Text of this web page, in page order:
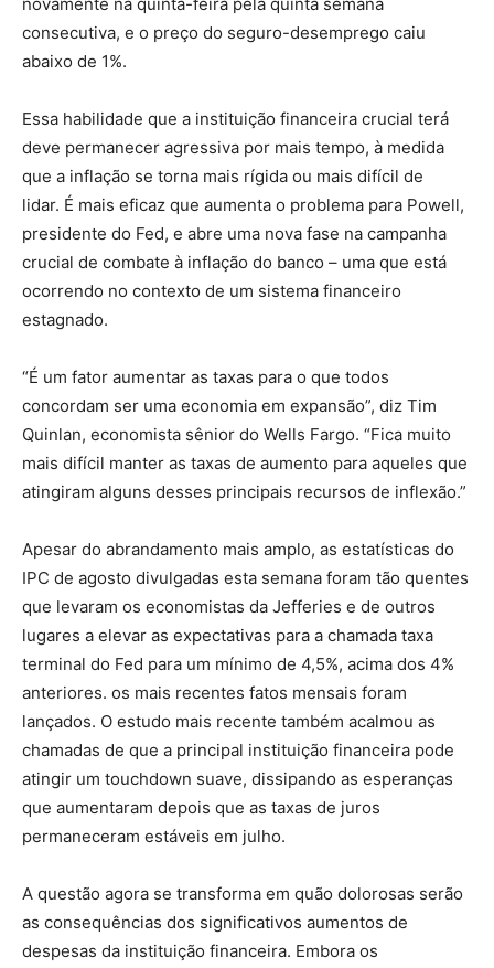
consecutiva, e o preço do seguro-desemprego caiu
abaixo de 1%.
Essa habilidade que a instituição financeira crucial terá
deve permanecer agressiva por mais tempo, à medida
que a inflação se torna mais rígida ou mais difícil de
lidar. É mais eficaz que aumenta o problema para Powell,
presidente do Fed, e abre uma nova fase na campanha
crucial de combate à inflação do banco – uma que está
ocorrendo no contexto de um sistema financeiro
estagnado.
“É um fator aumentar as taxas para o que todos
concordam ser uma economia em expansão”, diz Tim
Quinlan, economista sênior do Wells Fargo. “Fica muito
mais difícil manter as taxas de aumento para aqueles que
atingiram alguns desses principais recursos de inflexão.”
Apesar do abrandamento mais amplo, as estatísticas do
IPC de agosto divulgadas esta semana foram tão quentes
que levaram os economistas da Jefferies e de outros
lugares a elevar as expectativas para a chamada taxa
terminal do Fed para um mínimo de 4,5%, acima dos 4%
anteriores. os mais recentes fatos mensais foram
lançados. O estudo mais recente também acalmou as
chamadas de que a principal instituição financeira pode
atingir um touchdown suave, dissipando as esperanças
que aumentaram depois que as taxas de juros
permaneceram estáveis ​​em julho.
A questão agora se transforma em quão dolorosas serão
as consequências dos significativos aumentos de
despesas da instituição financeira. Embora os